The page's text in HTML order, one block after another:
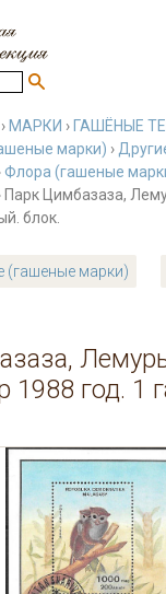
› МАРКИ › ГАШЁНЫЕ
марки) ›
Флора (гашеные
Парк Цимбазаза,
блок.
(гашеные марки)
1988 год. 1